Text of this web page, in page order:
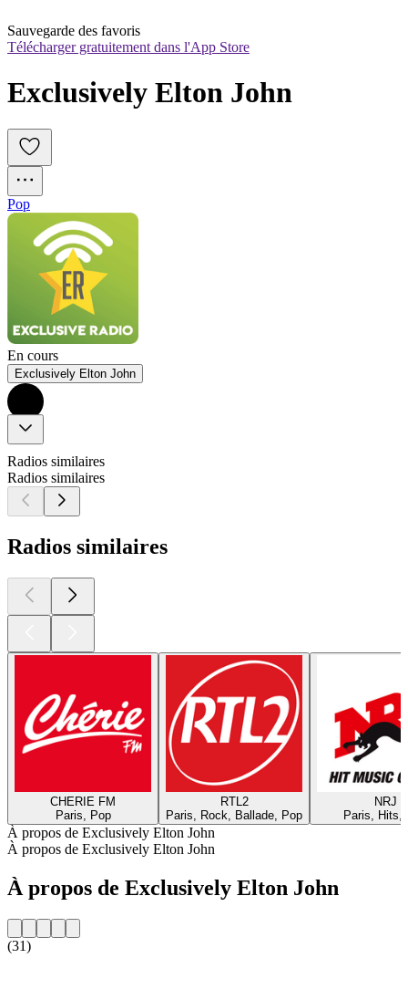
Sauvegarde des favoris
Télécharger gratuitement dans l'App Store
Exclusively Elton John
Pop
En cours
Exclusively Elton John
Radios similaires
Radios similaires
Radios similaires
CHERIE FM
Paris, Pop
RTL2
Paris, Rock, Ballade, Pop
NRJ
Paris, Hits,
À propos de Exclusively Elton John
À propos de Exclusively Elton John
À propos de Exclusively Elton John
(31)